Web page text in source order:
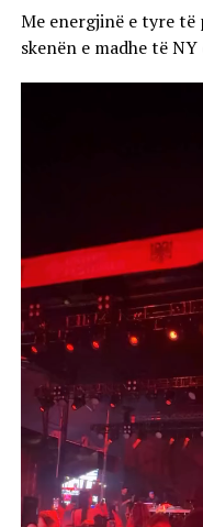
Me energjinë e tyre të
skenën e madhe të